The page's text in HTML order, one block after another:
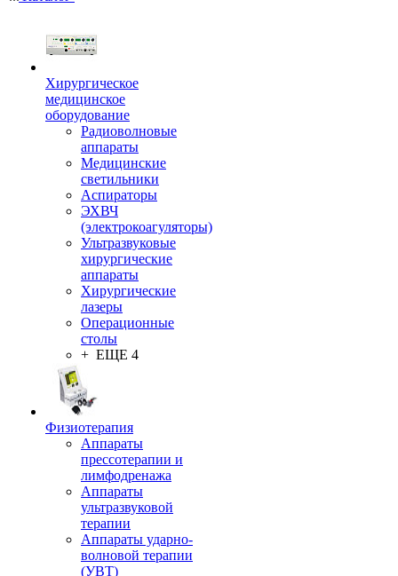
Хирургическое
медицинское
оборудование
Радиоволновые
аппараты
Медицинские
светильники
Аспираторы
ЭХВЧ
(электрокоагуляторы)
Ультразвуковые
хирургические
аппараты
Хирургические
лазеры
Операционные
столы
+ ЕЩЕ 4
Физиотерапия
Аппараты
прессотерапии и
лимфодренажа
Аппараты
ультразвуковой
терапии
Аппараты ударно-
волновой терапии
(УВТ)